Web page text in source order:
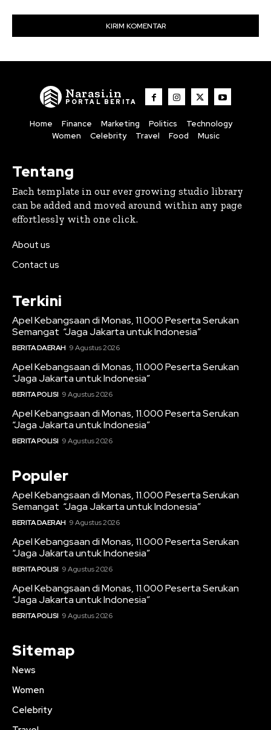
Narasi.in
PORTAL BERITA
Home Finance Marketing Politics
Technology
Women
Celebrity Travel Food Music
Tentang
Each template in our ever growing studio library
can be added and moved around within any page
effortlessly with one click.
About us
Contact us
Terkini
Apel Kebangsaan di Monas, 11.000 Peserta Serukan
Semangat “Jaga Jakarta untuk Indonesia”
BERITA DAERAH 9 Agustus 2026
Apel Kebangsaan di Monas, 11.000 Peserta Serukan
“Jaga Jakarta untuk Indonesia”
BERITA POLISI 9 Agustus 2026
Apel Kebangsaan di Monas, 11.000 Peserta Serukan
“Jaga Jakarta untuk Indonesia”
BERITA POLISI 9 Agustus 2026
Populer
Apel Kebangsaan di Monas, 11.000 Peserta Serukan
Semangat “Jaga Jakarta untuk Indonesia”
BERITA DAERAH 9 Agustus 2026
Apel Kebangsaan di Monas, 11.000 Peserta Serukan
“Jaga Jakarta untuk Indonesia”
BERITA POLISI 9 Agustus 2026
Apel Kebangsaan di Monas, 11.000 Peserta Serukan
“Jaga Jakarta untuk Indonesia”
BERITA POLISI 9 Agustus 2026
Sitemap
News
Women
Celebrity